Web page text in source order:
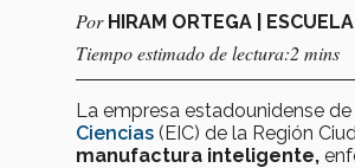
Por HIRAM ORTEGA |
Tiempo estimado de lectura:2 mins
La empresa estadounidense
Ciencias (EIC) de la Región
manufactura inteligente,